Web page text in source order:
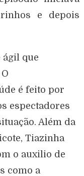
e depois
ágil que
é feito por
espectadores
Além da
Tiazinha
o auxilio de
como a